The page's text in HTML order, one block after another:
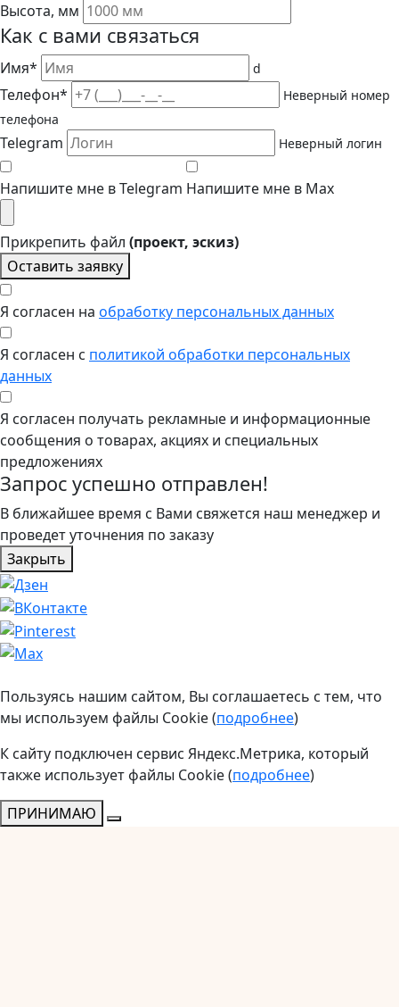
Высота, мм
Как с вами связаться
Имя* d
Телефон*
Неверный номер
телефона
Telegram Неверный логин
Напишите мне в Telegram Напишите мне в Max
Прикрепить файл (проект, эскиз)
Оставить заявку
Я согласен на обработку персональных данных
Я согласен с политикой обработки персональных
данных
Я согласен получать рекламные и информационные
сообщения о товарах, акциях и специальных
предложениях
Запрос успешно отправлен!
В ближайшее время с Вами свяжется наш менеджер и
проведет уточнения по заказу
Закрыть
Пользуясь нашим сайтом, Вы соглашаетесь с тем, что
мы используем файлы Cookie (подробнее)
К сайту подключен сервис Яндекс.Метрика, который
также использует файлы Cookie (подробнее)
ПРИНИМАЮ